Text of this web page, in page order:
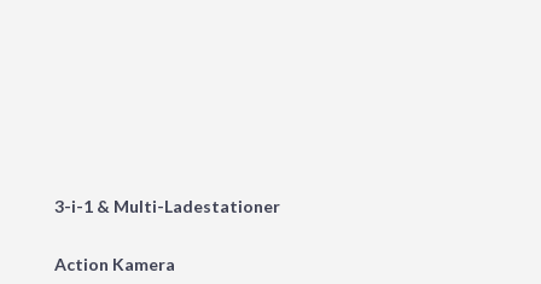
3-i-1 & Multi-Ladestationer
Action Kamera